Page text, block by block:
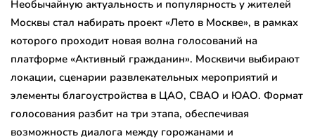
Необычайную актуальность и популярность у жителей
Москвы стал набирать проект «Лето в Москве», в рамках
которого проходит новая волна голосований на
платформе «Активный гражданин». Москвичи выбирают
локации, сценарии развлекательных мероприятий и
элементы благоустройства в ЦАО, СВАО и ЮАО. Формат
голосования разбит на три этапа, обеспечивая
возможность диалога между горожанами и